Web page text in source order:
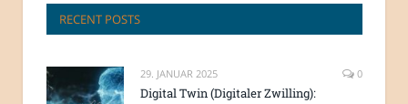
RECENT POSTS
29. JANUAR 2025 0
Digital Twin (Digitaler Zwilling):